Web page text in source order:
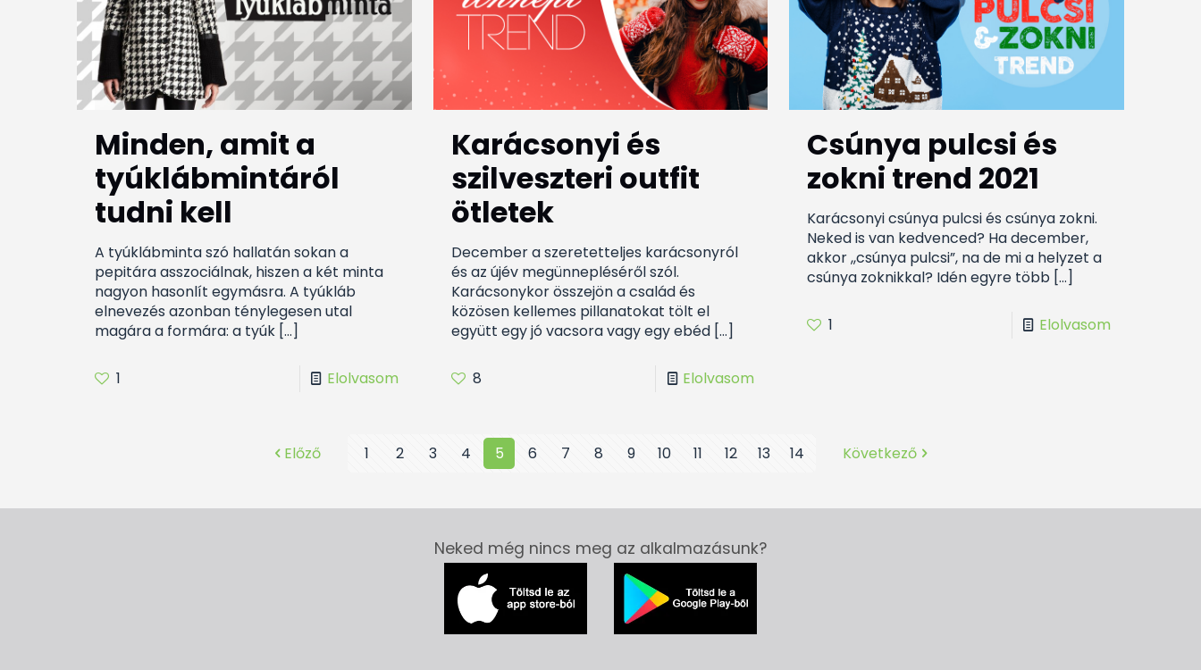
Minden, amit a
tyúklábmintáról
tudni kell
A tyúklábminta szó hallatán sokan a
pepitára asszociálnak, hiszen a két minta
nagyon hasonlít egymásra. A tyúkláb
elnevezés azonban ténylegesen utal
magára a formára: a tyúk[…]
1 Elolvasom
Karácsonyi és
szilveszteri outfit
ötletek
December a szeretetteljes karácsonyról
és az újév megünnepléséről szól.
Karácsonykor összejön a család és
közösen kellemes pillanatokat tölt el
együtt egy jó vacsora vagy egy ebéd[…]
8 Elolvasom
Csúnya pulcsi és
zokni trend 2021
Karácsonyi csúnya pulcsi és csúnya zokni.
Neked is van kedvenced? Ha december,
akkor ,,csúnya pulcsi”, na de mi a helyzet a
csúnya zoknikkal? Idén egyre több […]
1 Elolvasom
Előző 1 2 3 4 5 6 7 8 9 10 11 12 13 14 Következő
Neked még nincs meg az alkalmazásunk?